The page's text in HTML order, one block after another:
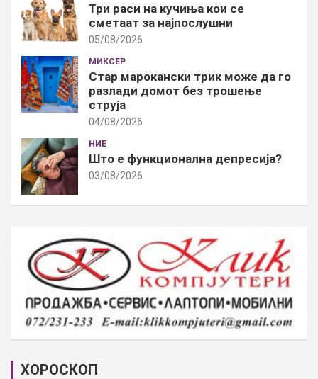
Три раси на кучиња кои се
сметаат за најпослушни
05/08/2026
МИКСЕР
Стар марокански трик може да го
разлади домот без трошење
струја
04/08/2026
НИЕ
Што е функционална депресија?
03/08/2026
ХОРОСКОП